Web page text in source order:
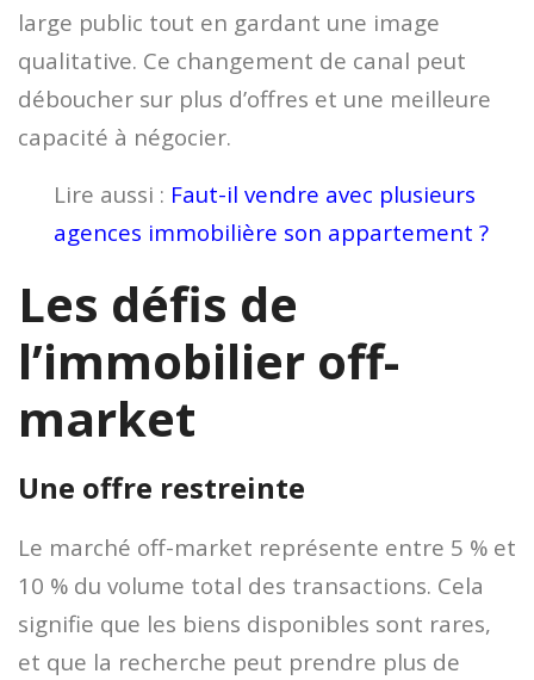
large public tout en gardant une image
qualitative. Ce changement de canal peut
déboucher sur plus d’offres et une meilleure
capacité à négocier.
Lire aussi : Faut-il vendre avec plusieurs
agences immobilière son appartement ?
Les défis de
l’immobilier off-
market
Une offre restreinte
Le marché off-market représente entre 5 % et
10 % du volume total des transactions. Cela
signifie que les biens disponibles sont rares,
et que la recherche peut prendre plus de